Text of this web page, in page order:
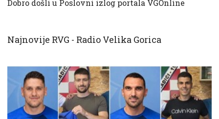
Dobro došli u Poslovni izlog portala VGOnline
Najnovije RVG - Radio Velika Gorica